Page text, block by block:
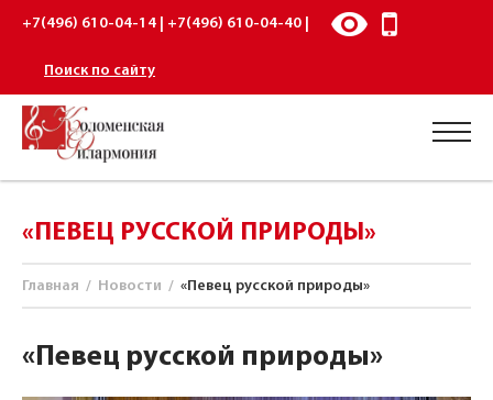
+7(496) 610-04-14 | +7(496) 610-04-40 |
Поиск по сайту
«ПЕВЕЦ РУССКОЙ ПРИРОДЫ»
Главная / Новости / «Певец русской природы»
«Певец русской природы»